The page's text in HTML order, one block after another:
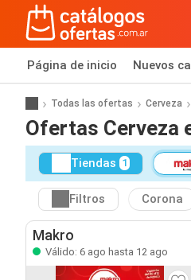
Página de inicio Nuevos
Todas las ofertas Cerveza
Ofertas Cerveza
Tiendas 1
Filtros Corona
Makro
Válido: 6 ago hasta 12 ago